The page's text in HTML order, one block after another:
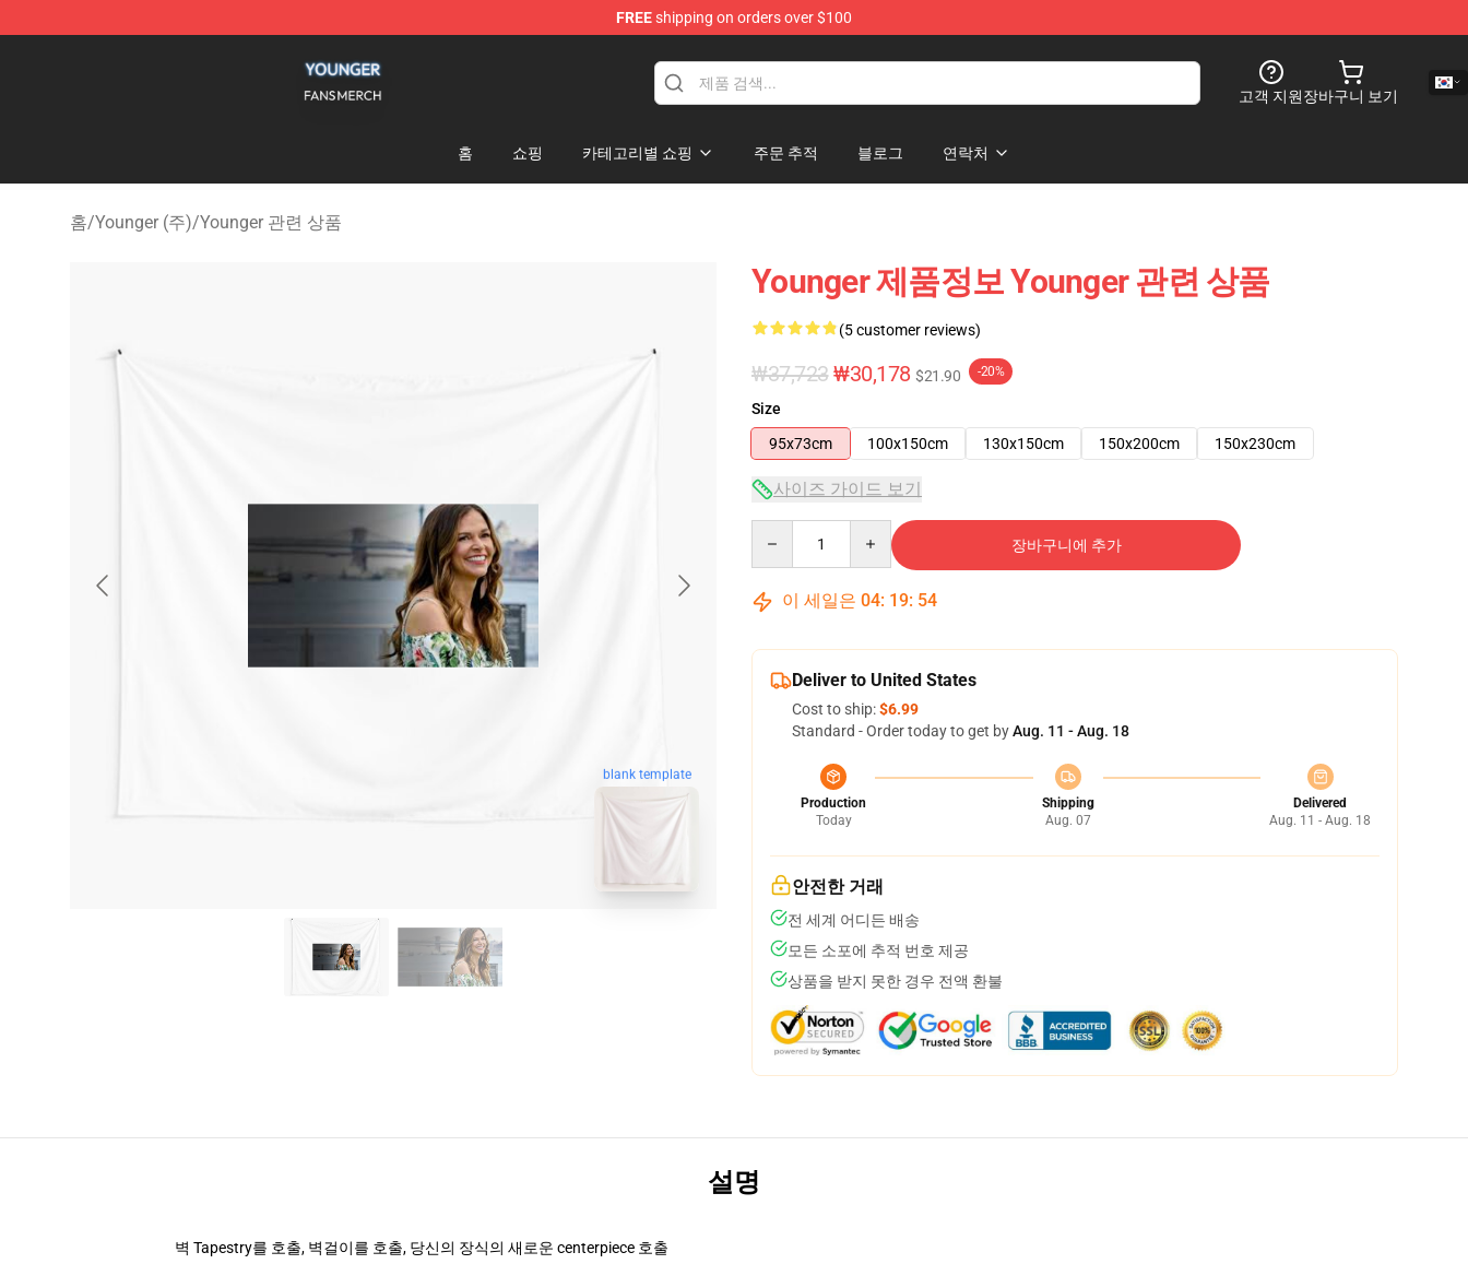
FREEshipping on orders over $100
고객 지원장바구니 보기
홈 쇼핑 카테고리별 쇼핑 주문 추적 블로그 연락처
홈/Younger (주)/Younger 관련 상품
blank template
Younger 제품정보 Younger 관련 상품
(5 customer reviews)
₩37,723 ₩30,178 $21.90 -20%
Size
95x73cm
100x150cm 130x150cm 150x200cm 150x230cm
사이즈 가이드 보기
장바구니에 추가
이 세일은 04: 19: 53
Deliver to United States
Cost to ship:$6.99
Standard - Order today to get byAug. 11 - Aug. 18
Production
Today
Shipping
Aug. 07
Delivered
Aug. 11 - Aug. 18
안전한 거래
전 세계 어디든 배송
모든 소포에 추적 번호 제공
상품을 받지 못한 경우 전액 환불
설명
벽 Tapestry를 호출, 벽걸이를 호출, 당신의 장식의 새로운 centerpiece 호출